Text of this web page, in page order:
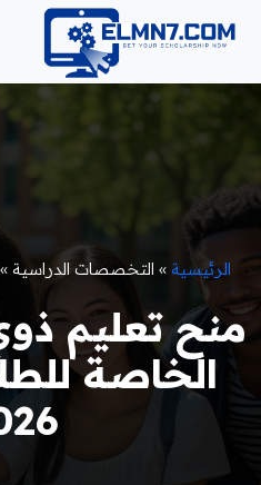
الرئيسية » التخصصات الدراسية »
منح تعليم
الخاصة